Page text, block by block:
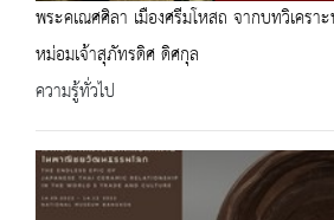
พระคเณศศิลา เมืองศรีมโหสถ จากบทวิเครา
หม่อมเจ้าสุภัทรดิศ ดิศกุล
ความรู้ทั่วไป